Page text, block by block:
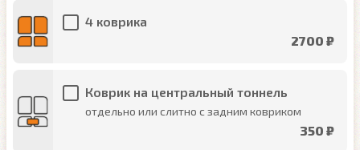
4 коврика
2700 ₽
Коврик на центральный тоннель
отдельно или слитно с задним ковриком
350 ₽